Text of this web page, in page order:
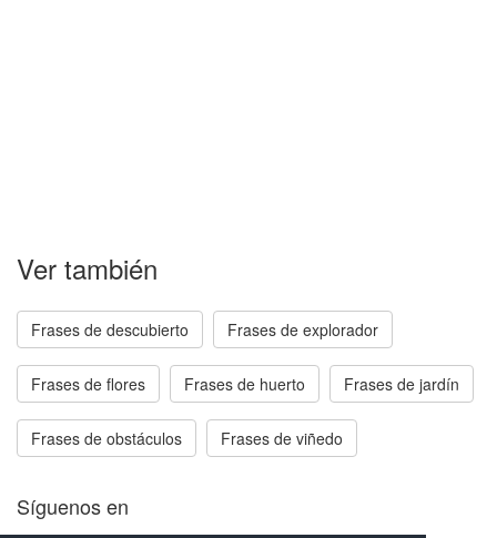
Ver también
Frases de descubierto Frases de explorador
Frases de flores Frases de huerto Frases de jardín
Frases de obstáculos Frases de viñedo
Síguenos en